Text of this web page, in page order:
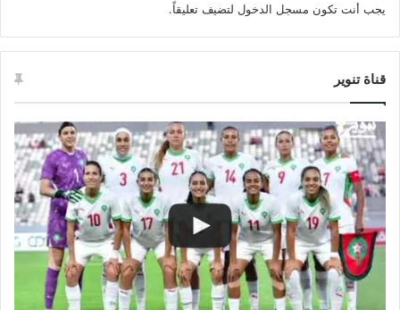
يجب أنت تكون مسجل الدخول لتضيف تعليقاً.
قناة تنوير